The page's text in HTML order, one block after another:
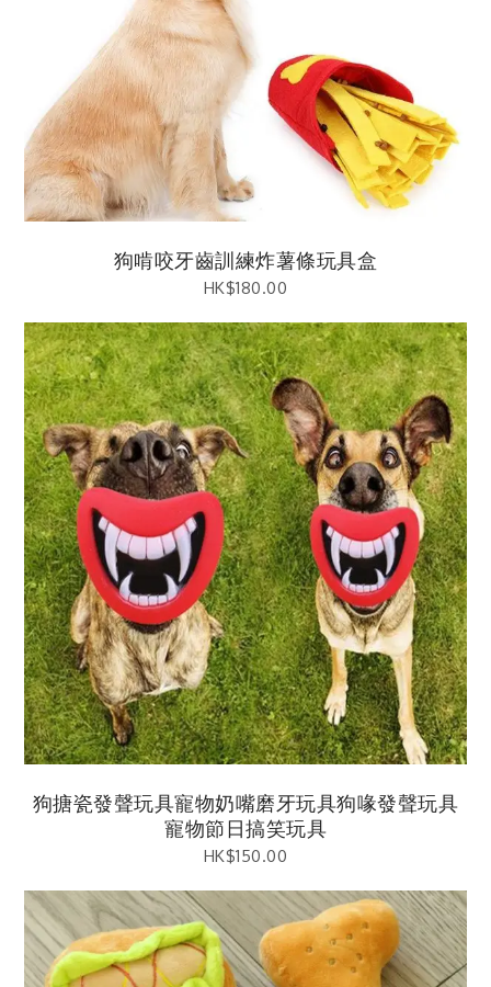
狗啃咬牙齒訓練炸薯條玩具盒
HK$180.00
狗搪瓷發聲玩具寵物奶嘴磨牙玩具狗喙發聲玩具
寵物節日搞笑玩具
HK$150.00